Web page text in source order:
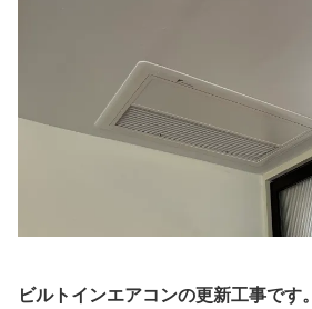
ビルトインエアコンの更新工事です。